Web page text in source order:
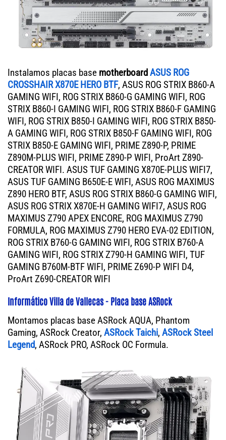
Instalamos placas base motherboardASUS ROG
CROSSHAIR X870E HERO BTF, ASUS ROG STRIX B860-A
GAMING WIFI, ROG STRIX B860-G GAMING WIFI, ROG
STRIX B860-I GAMING WIFI, ROG STRIX B860-F GAMING
WIFI, ROG STRIX B850-I GAMING WIFI, ROG STRIX B850-
A GAMING WIFI, ROG STRIX B850-F GAMING WIFI, ROG
STRIX B850-E GAMING WIFI, PRIME Z890-P, PRIME
Z890M-PLUS WIFI, PRIME Z890-P WIFI, ProArt Z890-
CREATOR WIFI. ASUS TUF GAMING X870E-PLUS WIFI7,
ASUS TUF GAMING B650E-E WIFI, ASUS ROG MAXIMUS
Z890 HERO BTF, ASUS ROG STRIX B860-G GAMING WIFI,
ASUS ROG STRIX X870E-H GAMING WIFI7, ASUS ROG
MAXIMUS Z790 APEX ENCORE, ROG MAXIMUS Z790
FORMULA, ROG MAXIMUS Z790 HERO EVA-02 EDITION,
ROG STRIX B760-G GAMING WIFI, ROG STRIX B760-A
GAMING WIFI, ROG STRIX Z790-H GAMING WIFI, TUF
GAMING B760M-BTF WIFI, PRIME Z690-P WIFI D4,
ProArt Z690-CREATOR WIFI
Informático Villa de Vallecas - Placa base ASRock
Montamos placas base ASRock AQUA, Phantom
Gaming, ASRock Creator, ASRock Taichi, ASRock Steel
Legend, ASRock PRO, ASRock OC Formula.